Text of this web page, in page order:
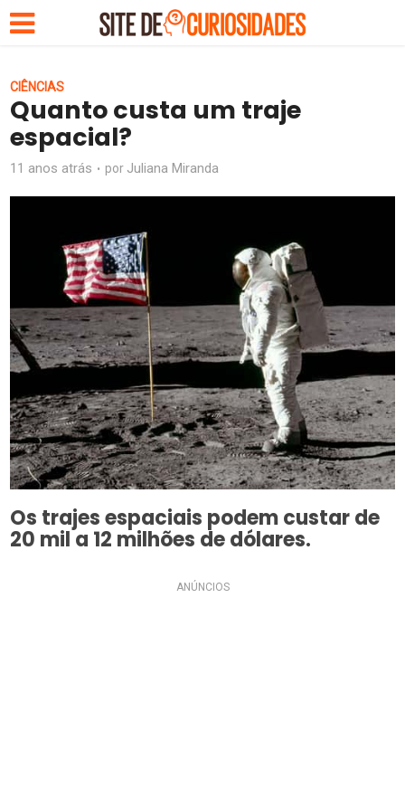
CIÊNCIAS
Quanto custa um traje
espacial?
11 anos atrás por Juliana Miranda
Os trajes espaciais podem custar de
20 mil a 12 milhões de dólares.
ANÚNCIOS